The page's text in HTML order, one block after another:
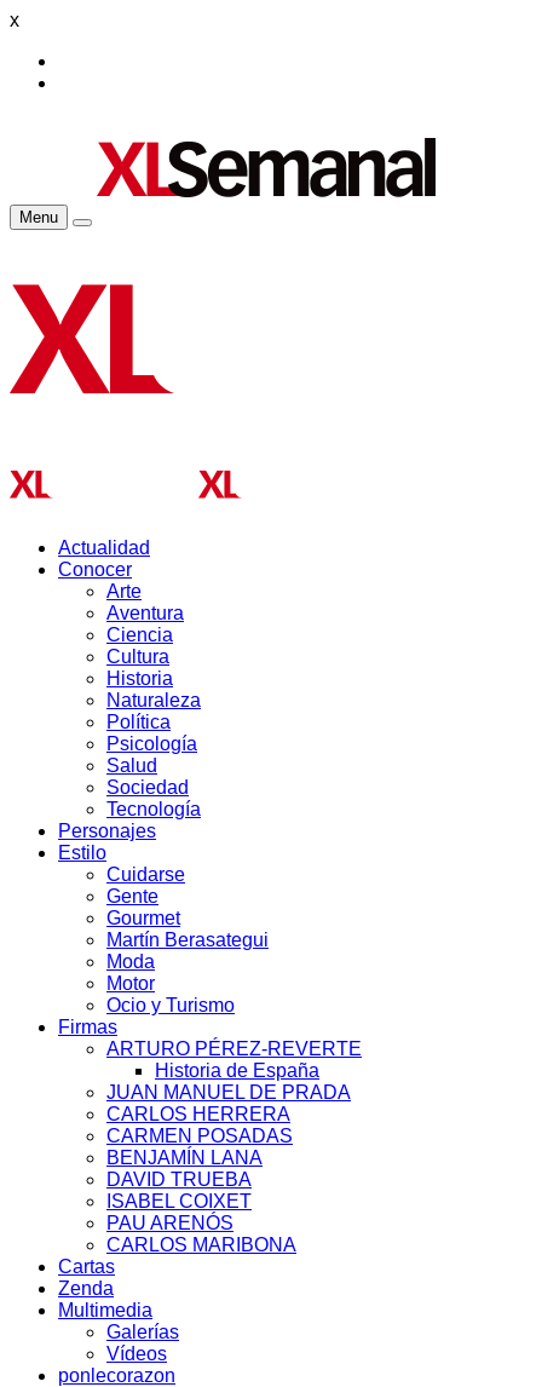
x
Menu
Actualidad
Conocer
Arte
Aventura
Ciencia
Cultura
Historia
Naturaleza
Política
Psicología
Salud
Sociedad
Tecnología
Personajes
Estilo
Cuidarse
Gente
Gourmet
Martín Berasategui
Moda
Motor
Ocio y Turismo
Firmas
ARTURO PÉREZ-REVERTE
Historia de España
JUAN MANUEL DE PRADA
CARLOS HERRERA
CARMEN POSADAS
BENJAMÍN LANA
DAVID TRUEBA
ISABEL COIXET
PAU ARENÓS
CARLOS MARIBONA
Cartas
Zenda
Multimedia
Galerías
Vídeos
ponlecorazon